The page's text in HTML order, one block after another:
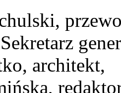
architekt,